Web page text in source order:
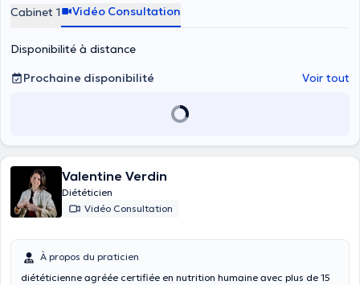
Cabinet 1 Vidéo Consultation
Disponibilité à distance
Prochaine disponibilité
Voir tout
Valentine Verdin
Diététicien
Vidéo Consultation
À propos du praticien
diététicienne agréée certifiée en nutrition humaine avec plus de 15